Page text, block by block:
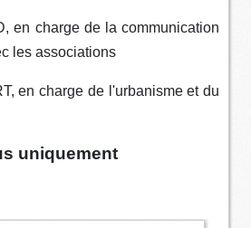
en charge de la communication
les associations
en charge de l'urbanisme et du
uniquement